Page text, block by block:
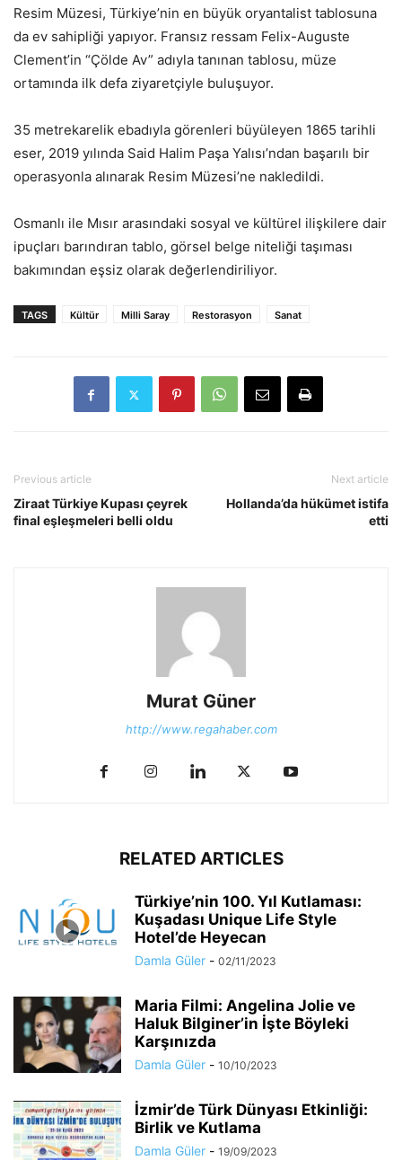
Resim Müzesi, Türkiye’nin en büyük oryantalist tablosuna
da ev sahipliği yapıyor. Fransız ressam Felix-Auguste
Clement’in “Çölde Av” adıyla tanınan tablosu, müze
ortamında ilk defa ziyaretçiyle buluşuyor.
35 metrekarelik ebadıyla görenleri büyüleyen 1865 tarihli
eser, 2019 yılında Said Halim Paşa Yalısı’ndan başarılı bir
operasyonla alınarak Resim Müzesi’ne nakledildi.
Osmanlı ile Mısır arasındaki sosyal ve kültürel ilişkilere dair
ipuçları barındıran tablo, görsel belge niteliği taşıması
bakımından eşsiz olarak değerlendiriliyor.
TAGS Kültür Milli Saray Restorasyon Sanat
Previous article
Ziraat Türkiye Kupası çeyrek
final eşleşmeleri belli oldu
Next article
Hollanda’da hükümet istifa
etti
Murat Güner
http://www.regahaber.com
RELATED ARTICLES
Türkiye’nin 100. Yıl Kutlaması:
Kuşadası Unique Life Style
Hotel’de Heyecan
Damla Güler - 02/11/2023
Maria Filmi: Angelina Jolie ve
Haluk Bilginer’in İşte Böyleki
Karşınızda
Damla Güler - 10/10/2023
İzmir’de Türk Dünyası Etkinliği:
Birlik ve Kutlama
Damla Güler - 19/09/2023